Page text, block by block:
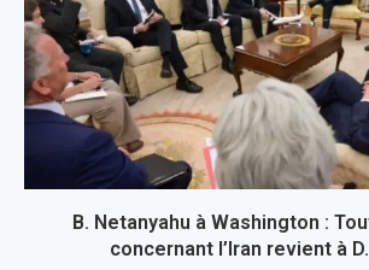
B. Netanyahu à Washington :
concernant l’Iran revient à